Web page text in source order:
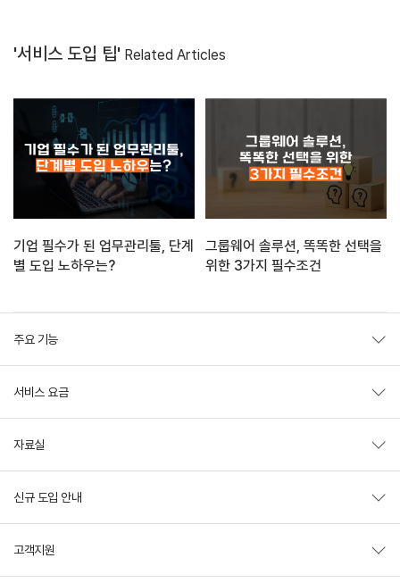
'서비스 도입 팁' Related Articles
기업 필수가 된 업무관리툴, 단계
별 도입 노하우는?
그룹웨어 솔루션, 똑똑한 선택을
위한 3가지 필수조건
주요 기능
서비스 요금
자료실
신규 도입 안내
고객지원